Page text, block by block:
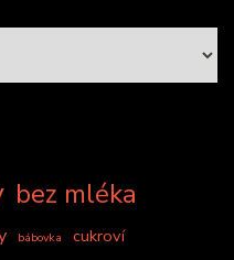
bez mléka
bábovka cukroví